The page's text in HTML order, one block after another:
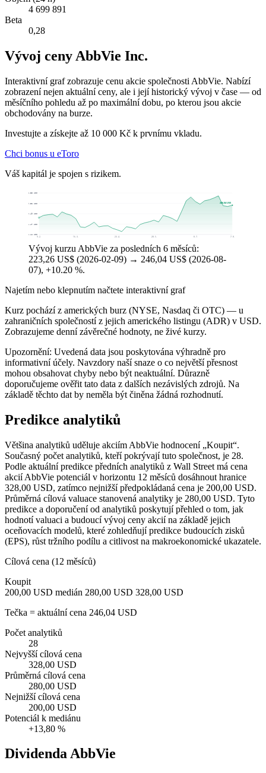
4 699 891
Beta
0,28
Vývoj ceny AbbVie Inc.
Interaktivní graf zobrazuje cenu akcie společnosti AbbVie. Nabízí
zobrazení nejen aktuální ceny, ale i její historický vývoj v čase — od
měsíčního pohledu až po maximální dobu, po kterou jsou akcie
obchodovány na burze.
Investujte a získejte až 10 000 Kč k prvnímu vkladu.
Chci bonus u eToro
Váš kapitál je spojen s rizikem.
192,44 US$
211,47 US$
230,49 US$
249,52 US$
268,55 US$
9. 2. 16. 3. 23. 4. 28. 5. 8. 7. 7. 8.
246,04 US$
Vývoj kurzu AbbVie za posledních 6 měsíců:
223,26 US$ (2026-02-09) → 246,04 US$ (2026-08-
07), +10.20 %.
Najetím nebo klepnutím načtete interaktivní graf
Kurz pochází z amerických burz (NYSE, Nasdaq či OTC) — u
zahraničních společností z jejich amerického listingu (ADR) v USD.
Zobrazujeme denní závěrečné hodnoty, ne živé kurzy.
Upozornění: Uvedená data jsou poskytována výhradně pro
informativní účely. Navzdory naší snaze o co největší přesnost
mohou obsahovat chyby nebo být neaktuální. Důrazně
doporučujeme ověřit tato data z dalších nezávislých zdrojů. Na
základě těchto dat by neměla být činěna žádná rozhodnutí.
Predikce analytiků
Většina analytiků uděluje akciím AbbVie hodnocení „Koupit“.
Současný počet analytiků, kteří pokrývají tuto společnost, je 28.
Podle aktuální predikce předních analytiků z Wall Street má cena
akcií AbbVie potenciál v horizontu 12 měsíců dosáhnout hranice
328,00 USD, zatímco nejnižší předpokládaná cena je 200,00 USD.
Průměrná cílová valuace stanovená analytiky je 280,00 USD. Tyto
predikce a doporučení od analytiků poskytují přehled o tom, jak
hodnotí valuaci a budoucí vývoj ceny akcií na základě jejich
oceňovacích modelů, které zohledňují predikce budoucích zisků
(EPS), růst tržního podílu a citlivost na makroekonomické ukazatele.
Cílová cena (12 měsíců)
Koupit
200,00 USD medián 280,00 USD 328,00 USD
Tečka = aktuální cena 246,04 USD
Počet analytiků
28
Nejvyšší cílová cena
328,00 USD
Průměrná cílová cena
280,00 USD
Nejnižší cílová cena
200,00 USD
Potenciál k mediánu
+13,80 %
Dividenda AbbVie